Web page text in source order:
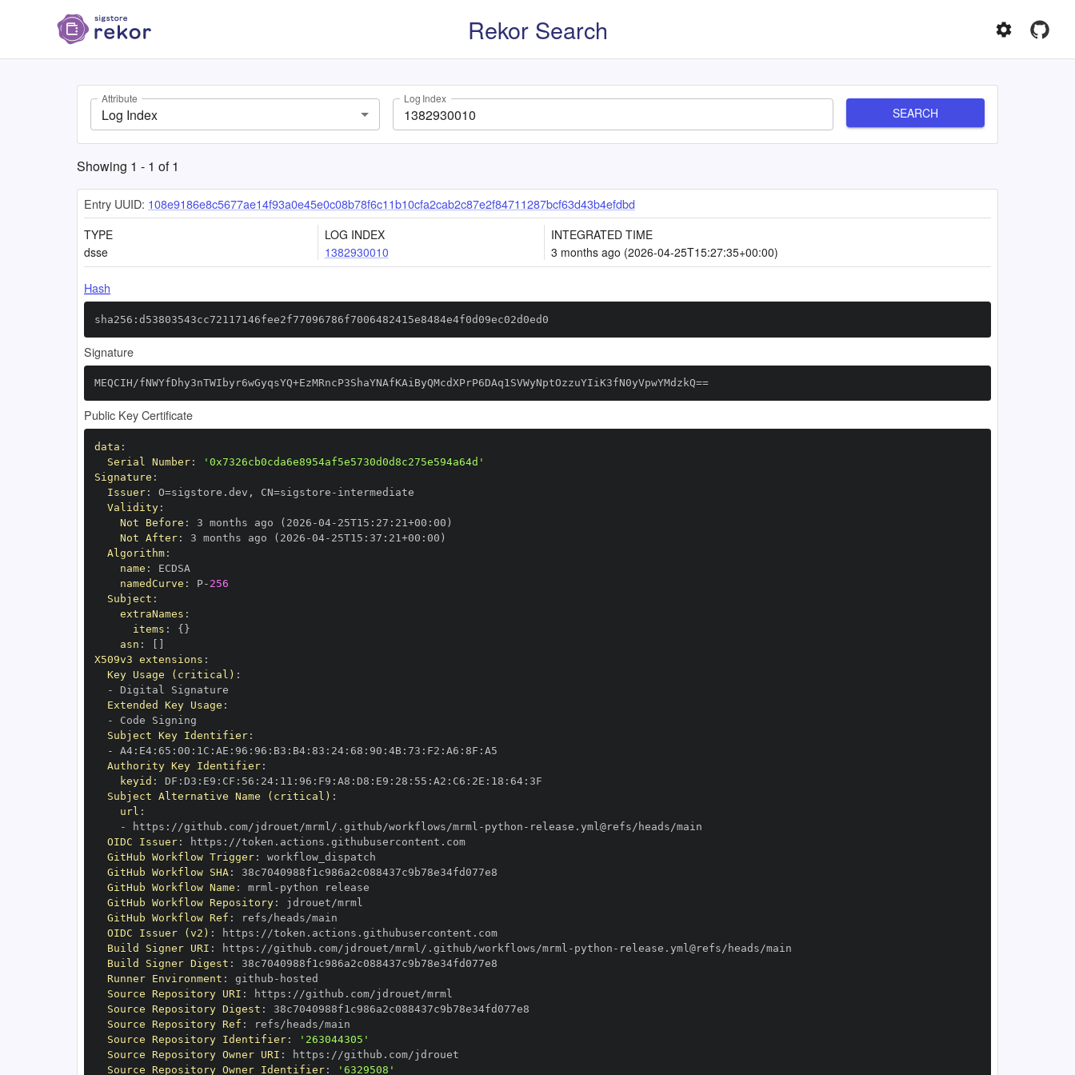
Rekor Search
Attribute
Log Index
Log Index
SEARCH
Showing 1 - 1 of1
Entry UUID: 108e9186e8c5677ae14f93a0e45e0c08b78f6c11b10cfa2cab2c87e2f84711287bcf63d43b4efdbd
TYPE
dsse
LOG INDEX
1382930010
INTEGRATED TIME
3 months ago (2026-04-25T15:27:35+00:00)
Hash
sha256:d53803543cc72117146fee2f77096786f7006482415e8484e4f0d09ec02d0ed0
Signature
MEQCIH/fNWYfDhy3nTWIbyr6wGyqsYQ+EzMRncP3ShaYNAfKAiByQMcdXPrP6DAq1SVWyNptOzzuYIiK3fN0yVpwYMdzkQ==
Public Key Certificate
data :
Serial Number:
'0x7326cb0cda6e8954af5e5730d0d8c275e594a64d'
Signature :
Issuer: O=sigstore.dev , CN=sigstore -
Validity:
Not Before : 3 months ago (2026 -04- 25T15 : 27 : 21+00 :
Not After: 3 months ago (2026 -04- 25T15 : 37 : 21+00 :
Algorithm:
name :
namedCurve : P- 256
Subject :
extraNames :
items : { }
asn :
X509v3 extensions :
Key Usage (critical) :
-
Extended Key Usage :
-
Subject Key Identifier:
-
A4: E4: 65 : 00 : 1C : AE : 96 : 96 : B3 : B4: 83 : 24: 68 : 90 : 4B: 73 : F2 : A6 : 8F :
Authority Key Identifier:
keyid : DF : D3 : E9 : CF : 56 : 24: 11 : 96 : F9 : A8 : D8 : E9 : 28 : 55 : A2 : C6 : 2E : 18 : 64:
Subject Alternative Name (critical) :
url :
-
https : //github.com/jdrouet/mrml/.github/workflows/mrml - python -
OIDC Issuer: https :
//token.actions.githubusercontent.com
GitHub Workflow Trigger:
GitHub Workflow SHA:
GitHub Workflow Name : mrml -
GitHub Workflow Repository:
GitHub Workflow Ref :
OIDC Issuer (v2) : https :
//token.actions.githubusercontent.com
Build Signer URI : https : //github.com/jdrouet/mrml/.github/workflows/mrml - python -
Build Signer Digest :
Runner Environment : github -
Source Repository URI : https :
Source Repository Digest :
Source Repository Ref :
Source Repository Identifier:
'263044305'
Source Repository Owner URI : https :
Source Repository Owner Identifier: '6329508'